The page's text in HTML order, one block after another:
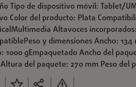
Tipo de dispositivo móvil: Tablet/
Color del producto: Plata
Altavoces
y dimensiones Ancho:
1000 gEmpaquetado Ancho del
del paquete: 270 mm Peso del